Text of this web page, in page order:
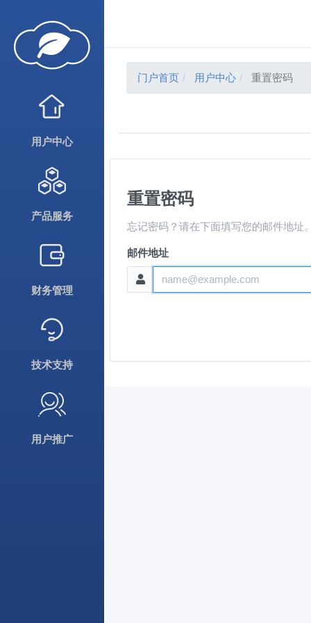
用户中心
产品服务
财务管理
技术支持
用户推广
门户首页 用户中心 重置密码
重置密码
忘记密码？请在下面填写您的邮件地址
邮件地址